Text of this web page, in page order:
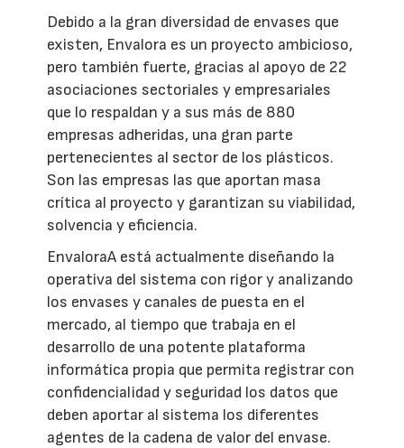
Debido a la gran diversidad de envases que
existen, Envalora es un proyecto ambicioso,
pero también fuerte, gracias al apoyo de 22
asociaciones sectoriales y empresariales
que lo respaldan y a sus más de 880
empresas adheridas, una gran parte
pertenecientes al sector de los plásticos.
Son las empresas las que aportan masa
crítica al proyecto y garantizan su viabilidad,
solvencia y eficiencia.
EnvaloraA está actualmente diseñando la
operativa del sistema con rigor y analizando
los envases y canales de puesta en el
mercado, al tiempo que trabaja en el
desarrollo de una potente plataforma
informática propia que permita registrar con
confidencialidad y seguridad los datos que
deben aportar al sistema los diferentes
agentes de la cadena de valor del envase.